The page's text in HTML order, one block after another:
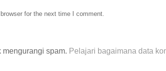
for the next time I comment.
mengurangi spam. Pelajari bagaimana data